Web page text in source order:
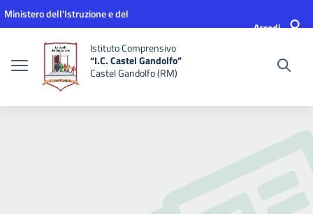
Vai ai contenuti
Vai al menu di navigazione
Vai al footer
Ministero dell'Istruzione e del
Accedi
Istituto Comprensivo
“I.C. Castel Gandolfo”
Castel Gandolfo (RM)